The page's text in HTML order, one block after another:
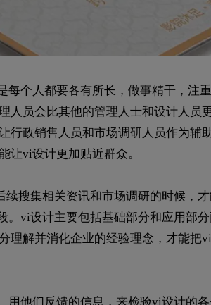
个人都要各有所长，做事精干，注重
人员会比其他的管理人士和设计人员
行政销售人员和市场调研人员作为辅
让vi设计更加贴近群众。
搜集相关资讯和市场调研的时候，才
。vi设计主要包括基础部分和应用部
理解并消化企业的经验理念，才能把
用他们反馈的信息，来检验vi设计的